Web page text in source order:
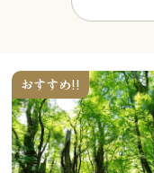
おすすめ!!